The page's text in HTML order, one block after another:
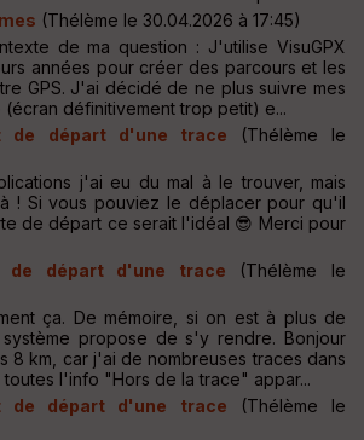
(Thélème le 30.04.2026 à 17:45)
de ma question : J'utilise VisuGPX
années pour créer des parcours et les
GPS. J'ai décidé de ne plus suivre mes
(écran définitivement trop petit) e...
de départ d'une trace (Thélème le
j'ai eu du mal à le trouver, mais
! Si vous pouviez le déplacer pour qu'il
de départ ce serait l'idéal 😎 Merci pour
de départ d'une trace (Thélème le
ça. De mémoire, si on est à plus de
propose de s'y rendre. Bonjour
8 km, car j'ai de nombreuses traces dans
l'info "Hors de la trace" appar...
de départ d'une trace (Thélème le